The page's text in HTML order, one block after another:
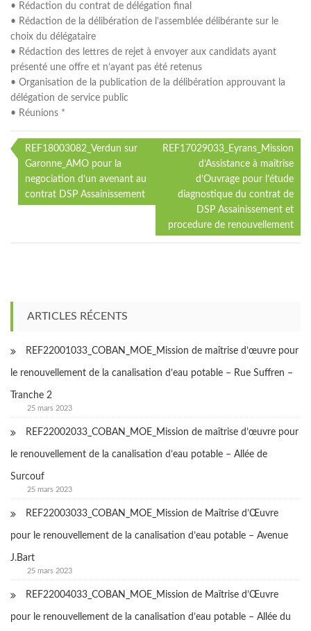
• Rédaction du contrat de délégation final
• Rédaction de la délibération de l’assemblée délibérante sur le
choix du délégataire
• Rédaction des lettres de rejet à envoyer aux candidats ayant
présenté une offre et n’ayant pas été retenus
• Organisation de la publication de la délibération approuvant la
délégation de service public
• Réunions *
Navigation
de
REF18003082_Verdun sur
Garonne_AMO pour la
negociation d’un avenant au
contrat DSP Assainissement
REF17029033_Eyrans_Mission
d’Assistance à maîtrise
d’Ouvrage pour l’étude
diagnostique du contrat de
DSP Assainissement et
procedure de renouvellement
ARTICLES RÉCENTS
REF22001033_COBAN_MOE_Mission de maîtrise d’œuvre pour
le renouvellement de la canalisation d’eau potable – Rue Suffren –
Tranche 2
25 mars 2023
REF22002033_COBAN_MOE_Mission de maîtrise d’œuvre pour
le renouvellement de la canalisation d’eau potable – Allée de
Surcouf
25 mars 2023
REF22003033_COBAN_MOE_Mission de Maîtrise d’Œuvre
pour le renouvellement de la canalisation d’eau potable – Avenue
J.Bart
25 mars 2023
REF22004033_COBAN_MOE_Mission de Maîtrise d’Œuvre
pour le renouvellement de la canalisation d’eau potable – Allée du